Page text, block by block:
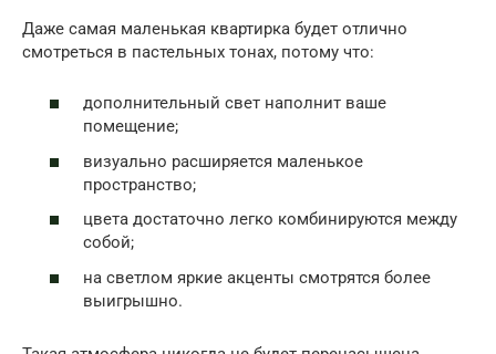
Даже самая маленькая квартирка будет отлично
смотреться в пастельных тонах, потому что:
дополнительный свет наполнит ваше
помещение;
визуально расширяется маленькое
пространство;
цвета достаточно легко комбинируются между
собой;
на светлом яркие акценты смотрятся более
выигрышно.